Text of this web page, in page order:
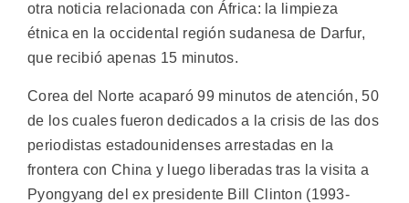
otra noticia relacionada con África: la limpieza
étnica en la occidental región sudanesa de Darfur,
que recibió apenas 15 minutos.
Corea del Norte acaparó 99 minutos de atención, 50
de los cuales fueron dedicados a la crisis de las dos
periodistas estadounidenses arrestadas en la
frontera con China y luego liberadas tras la visita a
Pyongyang del ex presidente Bill Clinton (1993-